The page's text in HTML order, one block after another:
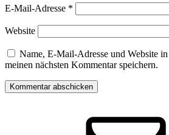
E-Mail-Adresse *
Website
Name, E-Mail-Adresse und Website
meinen nächsten Kommentar speichern.